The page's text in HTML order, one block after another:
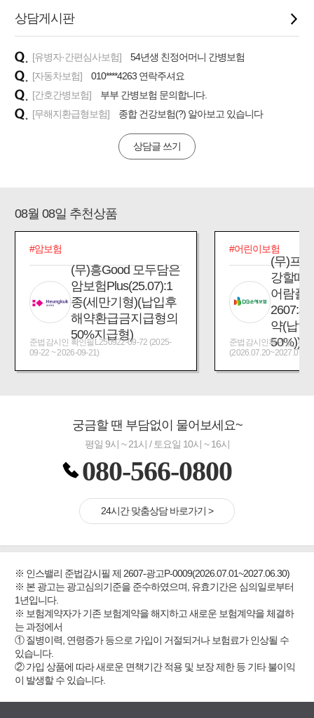
#무해지 건강보험
#바뀌기전에 4세대 가입
상담게시판
[유병자·간편심사보험]
54년생 친정어머니 간병보험
[자동차보험]
010****4263 연락주셔요
[간호간병보험]
부부 간병보험 문의합니다.
[무해지환급형보험]
종합 건강보험(?) 알아보고 있습니다
상담글 쓰기
08월 08일 추천상품
#암보험
(무)흥Good 모두담은
암보험Plus(25.07):1
종(세만기형)(납입후
해약환급금지급형의
50%지급형)
준법감시인 확인필L250922-09-72 (2025-
09-22 ~ 2026-09-21)
#어린이보험
(무)프
강할때
어람플
2607:
약(납입
50%))
준법감시인확인필_제
궁금할 땐 부담없이 물어보세요~
평일 9시 ~ 21시 / 토요일 10시 ~ 16시
080-566-0800
24시간 맞춤상담 바로가기 >
※ 인스밸리 준법감시필 제 2607-광고P-0009(2026.07.01~2027.06.30)
※ 본 광고는 광고심의기준을 준수하였으며, 유효기간은 심의일로부터
1년입니다.
※ 보험계약자가 기존 보험계약을 해지하고 새로운 보험계약을 체결하
는 과정에서
① 질병이력, 연령증가 등으로 가입이 거절되거나 보험료가 인상될 수
있습니다.
② 가입 상품에 따라 새로운 면책기간 적용 및 보장 제한 등 기타 불이익
이 발생할 수 있습니다.